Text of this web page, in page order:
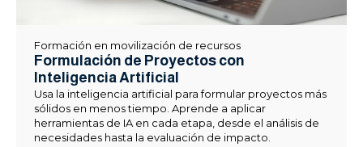
Formación en movilización de recursos
Formulación de Proyectos con
Inteligencia Artificial
Usa la inteligencia artificial para formular proyectos más
sólidos en menos tiempo. Aprende a aplicar
herramientas de IA en cada etapa, desde el análisis de
necesidades hasta la evaluación de impacto.